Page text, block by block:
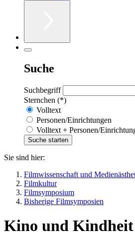
Suche
Suchbegriff
Sternchen (*)
Volltext
Personen/Einrichtungen
Volltext + Personen/
Sie sind hier:
Filmwissenschaft und
Filmkultur
Filmsymposium
Bisherige Filmsymposien
Kino und Kindheit